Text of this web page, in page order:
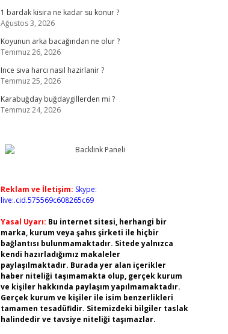
1 bardak kisira ne kadar su konur ?
Ağustos 3, 2026
Koyunun arka bacağından ne olur ?
Temmuz 26, 2026
Ince sıva harcı nasıl hazirlanir ?
Temmuz 25, 2026
Karabuğday buğdaygillerden mi ?
Temmuz 24, 2026
Reklam ve İletişim: Skype:
live:.cid.575569c608265c69
Yasal Uyarı: Bu internet sitesi, herhangi bir
marka, kurum veya şahıs şirketi ile hiçbir
bağlantısı bulunmamaktadır. Sitede yalnızca
kendi hazırladığımız makaleler
paylaşılmaktadır. Burada yer alan içerikler
haber niteliği taşımamakta olup, gerçek kurum
ve kişiler hakkında paylaşım yapılmamaktadır.
Gerçek kurum ve kişiler ile isim benzerlikleri
tamamen tesadüfidir. Sitemizdeki bilgiler taslak
halindedir ve tavsiye niteliği taşımazlar.